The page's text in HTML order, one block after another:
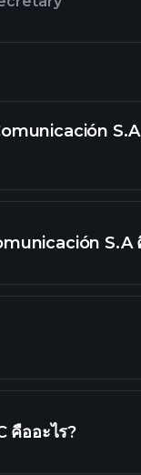
กราฟขั้นสูง
S.A
คืออะไร?